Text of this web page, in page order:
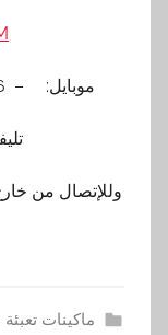
موبايل: – 01211116956 – – 01211116958
ماكينات